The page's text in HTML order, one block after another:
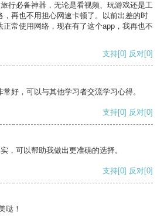
行必备神器，无论是看视频、玩游戏还是工
，再也不用担心网速卡顿了。以前出差的时
常使用网络，现在有了这个app，我再也不
支持[0] 反对[0]
好，可以与其他学习者交流学习心得。
支持[0] 反对[0]
，可以帮助我做出更准确的选择。
支持[0] 反对[0]
哒！